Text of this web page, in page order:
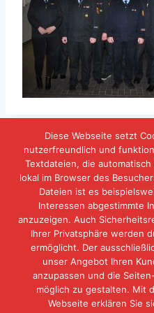
IMPRESSUM
Diese Webseite setzt
nutzerfreundlich und
Textdateien, die
lokal im Browser des
Dateien ist es
Interessen abgestimmte
anzuzeigen. Auch
Ihrer Privatsphäre werden
ermöglicht. Der
unser Angebot Ihren
anzupassen und die
möglich zu gestalten. Mit
Webseite erklären Sie